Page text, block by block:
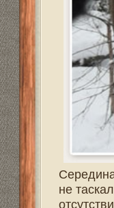
Два десятка
сученка
на путь